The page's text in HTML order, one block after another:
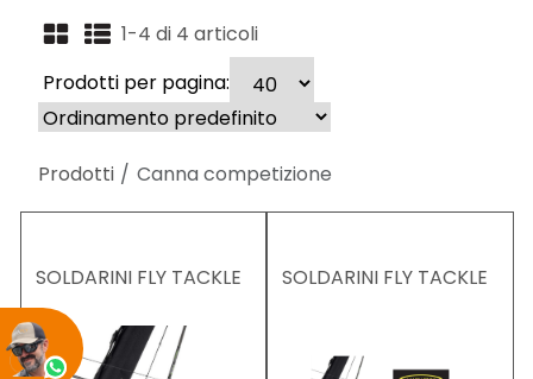
1-4 di 4 articoli
Prodotti per pagina:
Prodotti Canna competizione
SOLDARINI FLY TACKLE SOLDARINI FLY TACKLE